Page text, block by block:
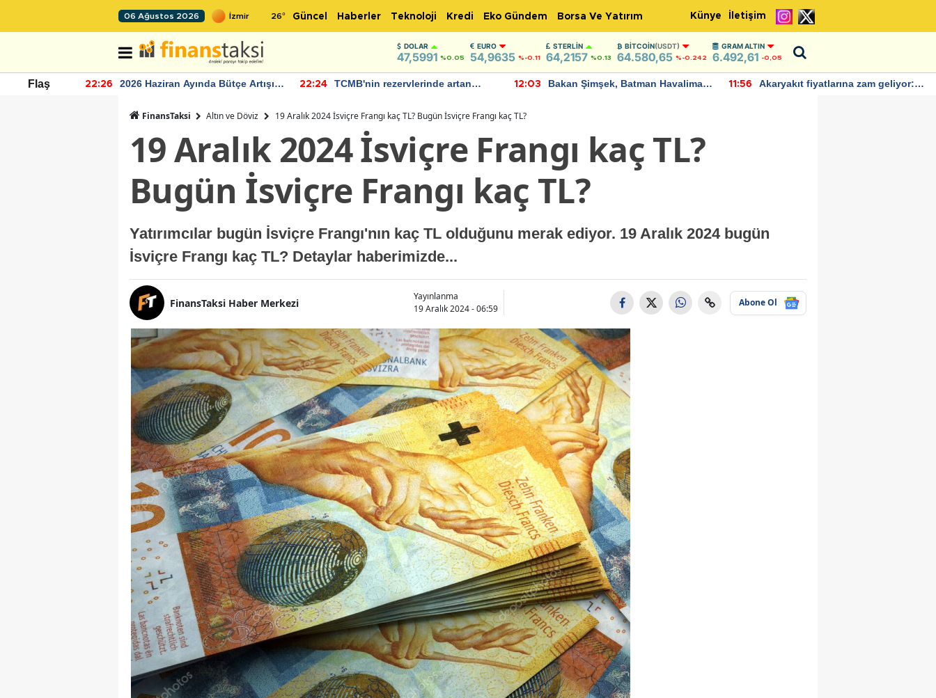
06 Ağustos 2026 26° Güncel Haberler Teknoloji Kredi Eko Gündem Borsa Ve Yatırım Künye İletişim
DOLAR
47,5991 %0.05
EURO
54,9635 %-0.11
STERLIN
64,2157 %0.13
BITCOIN(USDT)
64.580,65 %-0.242
GRAM ALTIN
6.492,61 -0,05
Flaş 22:26
2026 Haziran Ayında Bütçe Artışı
22:24
TCMB'nin rezervlerinde artan
12:03
Bakan Şimşek, Batman Havalimanı
11:56
Akaryakıt fiyatlarına zam geliyor:
FinansTaksi Altın ve Döviz 19 Aralık 2024 İsviçre Frangı kaç TL? Bugün İsviçre Frangı kaç TL?
19 Aralık 2024 İsviçre Frangı kaç TL?
Bugün İsviçre Frangı kaç TL?
Yatırımcılar bugün İsviçre Frangı'nın kaç TL olduğunu merak ediyor. 19 Aralık 2024 bugün
İsviçre Frangı kaç TL? Detaylar haberimizde...
FinansTaksi Haber Merkezi
Yayınlanma
19 Aralık 2024 - 06:59
Abone Ol